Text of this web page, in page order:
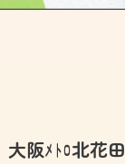
阪ﾒﾄﾛ北花田